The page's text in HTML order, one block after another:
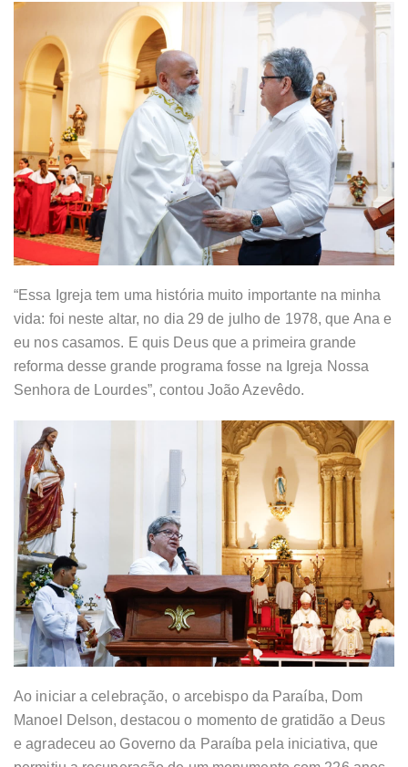
“Essa Igreja tem uma história muito importante na minha
vida: foi neste altar, no dia 29 de julho de 1978, que Ana e
eu nos casamos. E quis Deus que a primeira grande
reforma desse grande programa fosse na Igreja Nossa
Senhora de Lourdes”, contou João Azevêdo.
Ao iniciar a celebração, o arcebispo da Paraíba, Dom
Manoel Delson, destacou o momento de gratidão a Deus
e agradeceu ao Governo da Paraíba pela iniciativa, que